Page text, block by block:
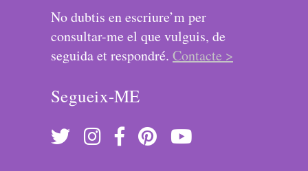
No dubtis en escriure’m per
consultar-me el que vulguis, de
seguida et respondré. Contacte >
Segueix-ME